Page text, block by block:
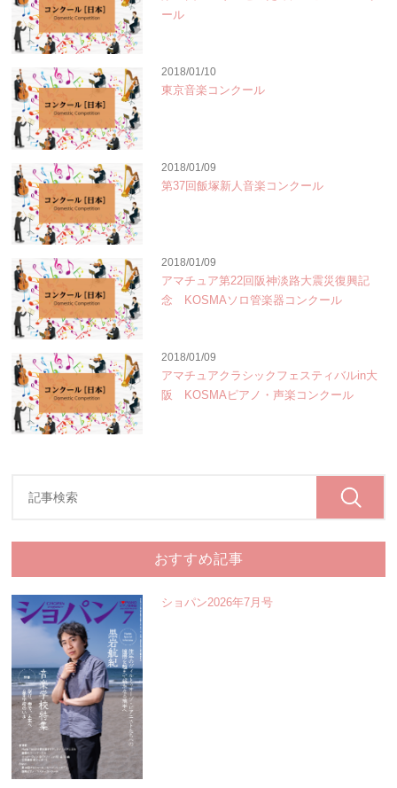
ール
2018/01/10
東京音楽コンクール
2018/01/09
第37回飯塚新人音楽コンクール
2018/01/09
アマチュア第22回阪神淡路大震災復興記
念 KOSMAソロ管楽器コンクール
2018/01/09
アマチュアクラシックフェスティバルin大
阪 KOSMAピアノ・声楽コンクール
おすすめ記事
ショパン2026年7月号